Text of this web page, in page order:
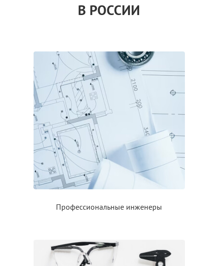
В РОССИИ
Профессиональные инженеры